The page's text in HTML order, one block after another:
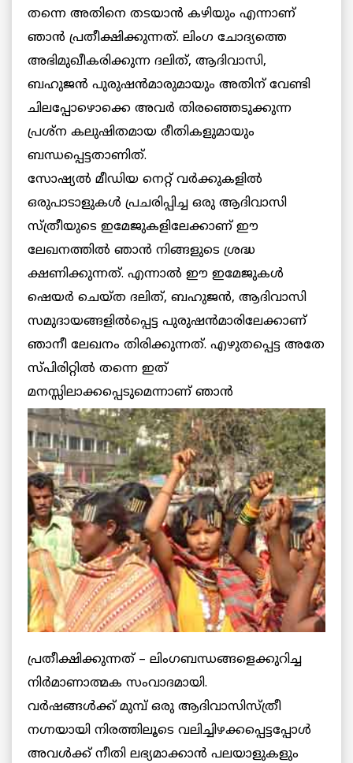
തന്നെ അതിനെ തടയാന്‍ കഴിയും എന്നാണ്
ഞാന്‍ പ്രതീക്ഷിക്കുന്നത്. ലിംഗ ചോദ്യത്തെ
അഭിമുഖീകരിക്കുന്ന ദലിത്, ആദിവാസി,
ബഹുജന്‍ പുരുഷന്‍മാരുമായും അതിന് വേണ്ടി
ചിലപ്പോഴൊക്കെ അവര്‍ തിരഞ്ഞെടുക്കുന്ന
പ്രശ്ന കലുഷിതമായ രീതികളുമായും
ബന്ധപ്പെട്ടതാണിത്.
സോഷ്യല്‍ മീഡിയ നെറ്റ് വര്‍ക്കുകളില്‍
ഒരുപാടാളുകള്‍ പ്രചരിപ്പിച്ച ഒരു ആദിവാസി
സ്ത്രീയുടെ ഇമേജുകളിലേക്കാണ് ഈ
ലേഖനത്തില്‍ ഞാന്‍ നിങ്ങളുടെ ശ്രദ്ധ
ക്ഷണിക്കുന്നത്. എന്നാല്‍ ഈ ഇമേജുകള്‍
ഷെയര്‍ ചെയ്ത ദലിത്, ബഹുജന്‍, ആദിവാസി
സമുദായങ്ങളില്‍പ്പെട്ട പുരുഷന്‍മാരിലേക്കാണ്
ഞാനീ ലേഖനം തിരിക്കുന്നത്. എഴുതപ്പെട്ട അതേ
സ്പിരിറ്റില്‍ തന്നെ ഇത്
മനസ്സിലാക്കപ്പെടുമെന്നാണ് ഞാന്‍
പ്രതീക്ഷിക്കുന്നത് – ലിംഗബന്ധങ്ങളെക്കുറിച്ച
നിര്‍മാണാത്മക സംവാദമായി.
വര്‍ഷങ്ങള്‍ക്ക് മുമ്പ് ഒരു ആദിവാസിസ്ത്രീ
നഗ്നയായി നിരത്തിലൂടെ വലിച്ചിഴക്കപ്പെട്ടപ്പോള്‍
അവള്‍ക്ക് നീതി ലഭ്യമാക്കാന്‍ പലയാളുകളും